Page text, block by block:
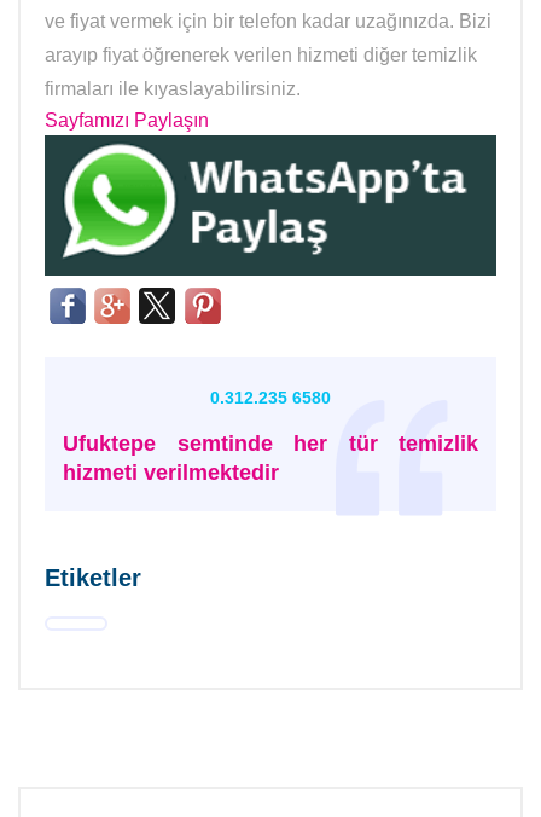
ve fiyat vermek için bir telefon kadar uzağınızda. Bizi
arayıp fiyat öğrenerek verilen hizmeti diğer temizlik
firmaları ile kıyaslayabilirsiniz.
Sayfamızı Paylaşın
0.312.235 6580
Ufuktepe semtinde her tür temizlik
hizmeti verilmektedir
Etiketler